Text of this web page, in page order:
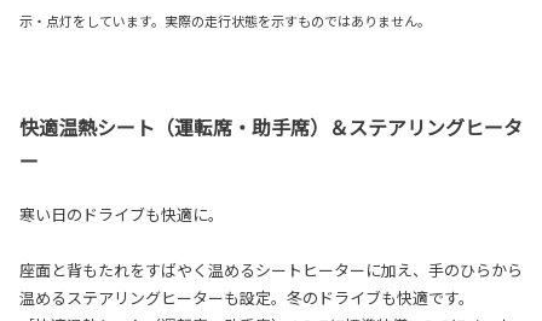
示・点灯をしています。実際の走行状態を示すものではありません。
快適温熱シート（運転席・助手席）＆ステアリングヒータ
ー
寒い日のドライブも快適に。
座面と背もたれをすばやく温めるシートヒーターに加え、手のひらから
温めるステアリングヒーターも設定。冬のドライブも快適です。